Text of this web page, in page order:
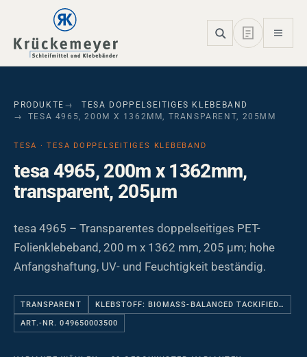
Skip to main navigation
Skip to main content
Skip to page footer
PRODUKTE
TESA DOPPELSEITIGES KLEBEBAND
TESA 4965, 200M X 1362MM, TRANSPARENT, 205ΜM
TESA · TESA DOPPELSEITIGES KLEBEBAND
tesa 4965, 200m x 1362mm,
transparent, 205µm
tesa 4965 – Transparentes doppelseitiges PET-
Folienklebeband, 200 m x 1362 mm, 205 µm; hohe
Anfangshaftung, UV- und Feuchtigkeit beständig.
TRANSPARENT KLEBSTOFF: BIOMASS-BALANCED TACKIFIED…
ART.-NR. 049650003500